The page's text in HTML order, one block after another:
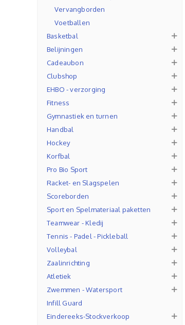
Vervangborden
Voetballen
Basketbal
Belijningen
Cadeaubon
Clubshop
EHBO - verzorging
Fitness
Gymnastiek en turnen
Handbal
Hockey
Korfbal
Pro Bio Sport
Racket- en Slagspelen
Scoreborden
Sport en Spelmateriaal paketten
Teamwear - Kledij
Tennis - Padel - Pickleball
Volleybal
Zaalinrichting
Atletiek
Zwemmen - Watersport
Infill Guard
Eindereeks-Stockverkoop